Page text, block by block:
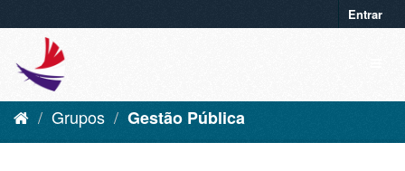
Entrar
Grupos Gestão Pública